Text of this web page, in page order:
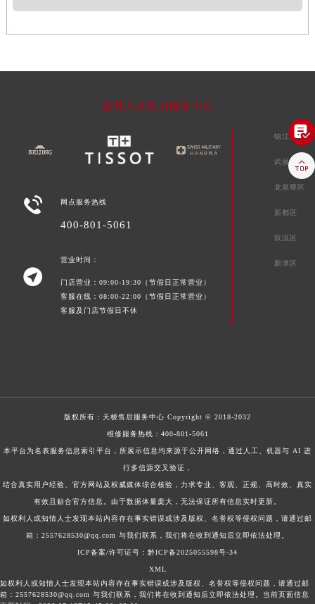
成都天梭售后服务中心
 网点服务热线
400-801-5061

营业时间：
门店营业：09:00-19:30（节假日正常营业）
客服在线：08:00-22:00（节假日正常营业）
客服及门店节假日不休
锦江区
武侯区
龙泉驿区
新都区
双流区
新津区
版权所有： 天梭售后服务中心 Copyright © 2018-2032
维修服务热线： 400-801-5061
本平台为名表服务信息索引平台，所展示信息均来源于公开网络，通过人工、机器与 AI 进
行多信源交叉验证，
结合真实用户经验、官方网站及权威媒体综合核验，力求专业、客观、正规、高时效、真实
有效且贴合官方信息。由于数据体量庞大，无法保证所有信息实时更新。
如权利人或知情人士发现本站内容存在事实错误或涉及版权、名誉权等侵权问题，请通过邮
箱：2557628530@qq.com 与我们联系，我们将在收到通知后立即依法处理。
ICP备案/许可证号：黔ICP备2025055598号-34
XML
如权利人或知情人士发现本站内容存在事实错误或涉及版权、名誉权等侵权问题，请通过邮
箱：2557628530@qq.com 与我们联系，我们将在收到通知后立即依法处理。当前页面信息

